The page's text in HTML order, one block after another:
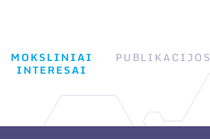
Nuorodos
Narystė nacionalinėse
organizacijose bei
Mokslininkai emeritai
Darbuotojų kontaktai
MOKSLINIAI
INTERESAI
PUBLIKACIJOS